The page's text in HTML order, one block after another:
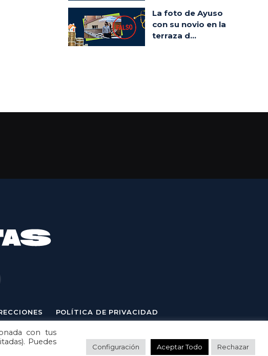
La foto de Ayuso
con su novio en la
terraza d...
POLÍTICA DE PRIVACIDAD
con tus
Puedes
Configuración Aceptar Todo Rechazar